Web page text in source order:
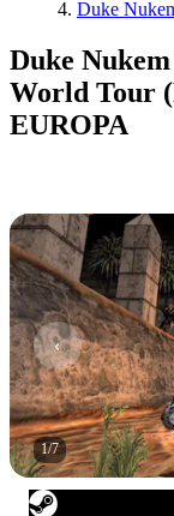
Duke
Duke
World Tour
EUROPA
1/7